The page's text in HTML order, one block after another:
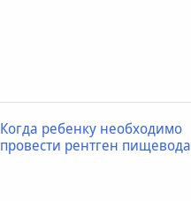
Когда ребенку необходимо
провести рентген пищевода